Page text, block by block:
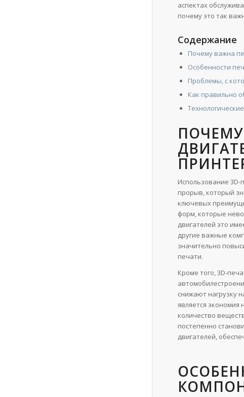
аспектах
почему это так
Содержание
Почему важна
Особенности
Проблемы, с
Как правильно
Использование 3D-
прорыв, который
ключевых
форм, которые
двигателей это
другие важные
значительно
печати.
Кроме того, 3D-
снижают нагрузку
является экономия
количество
постепенно
двигателей,